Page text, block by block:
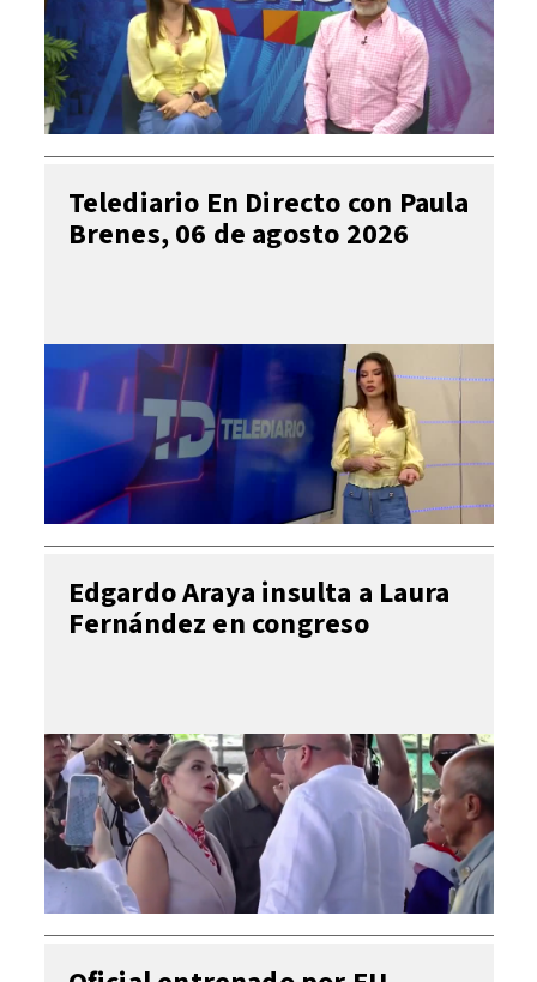
Telediario En Directo con Paula
Brenes, 06 de agosto 2026
Edgardo Araya insulta a Laura
Fernández en congreso